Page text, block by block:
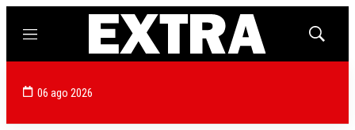
Menú
Mostrar
06 ago 2026